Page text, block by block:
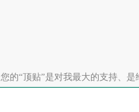
您的“顶贴”是对我最大的支持、